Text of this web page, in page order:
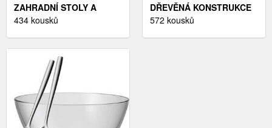
ZAHRADNÍ STOLY A
STOLKY
434 kousků
DŘEVĚNÁ KONSTRUKCE
A NOHY
572 kousků